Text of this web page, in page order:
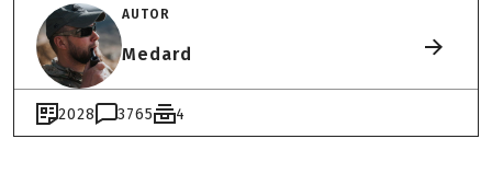
AUTOR
Medard
2028 3765 4